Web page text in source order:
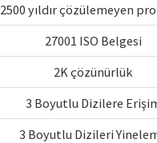
2500 yıldır çözülemeyen
27001 ISO Belgesi
2K çözünürlük
3 Boyutlu Dizilere
3 Boyutlu Dizileri